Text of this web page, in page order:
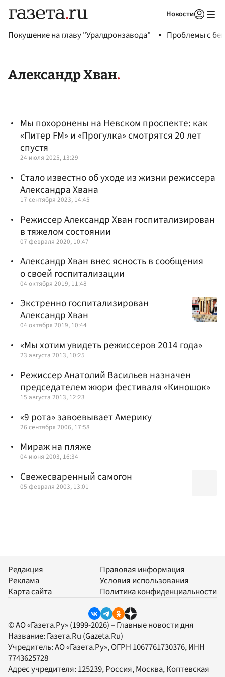
Новости
Покушение на главу "Уралдронзавода" Проблемы с
Александр Хван
Мы похоронены на Невском проспекте: как
«Питер FM» и «Прогулка» смотрятся 20 лет
спустя
24 июля 2025, 13:29
Стало известно об уходе из жизни режиссера
Александра Хвана
17 сентября 2023, 14:45
Режиссер Александр Хван госпитализирован
в тяжелом состоянии
07 февраля 2020, 10:47
Александр Хван внес ясность в сообщения
о своей госпитализации
04 октября 2019, 11:48
Экстренно госпитализирован
Александр Хван
04 октября 2019, 10:44
«Мы хотим увидеть режиссеров 2014 года»
23 августа 2013, 10:25
Режиссер Анатолий Васильев назначен
председателем жюри фестиваля «Киношок»
15 августа 2013, 12:23
«9 рота» завоевывает Америку
26 сентября 2006, 17:58
Мираж на пляже
04 июня 2003, 16:34
Свежесваренный самогон
05 февраля 2003, 13:01
Редакция
Реклама
Карта сайта
Правовая информация
Условия использования
Политика конфиденциальности
© АО «Газета.Ру» (1999-2026) – Главные новости дня
Название: Газета.Ru (Gazeta.Ru)
Учредитель:АО «Газета.Ру», ОГРН 1067761730376, ИНН
7743625728
Адрес учредителя: 125239, Россия, Москва, Коптевская